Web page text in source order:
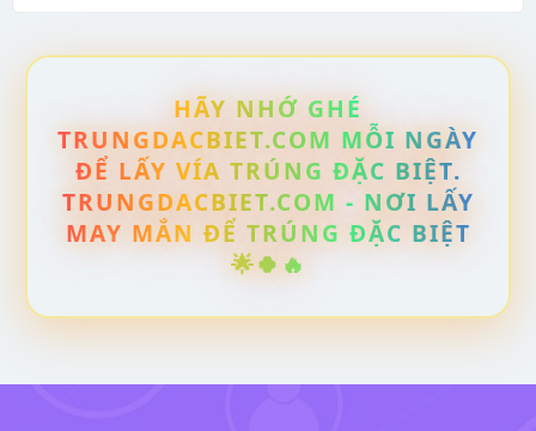
HÃY NHỚ GHÉ
TRUNGDACBIET.COM MỖI NGÀY
ĐỂ LẤY VÍA TRÚNG ĐẶC BIỆT.
TRUNGDACBIET.COM - NƠI LẤY
MAY MẮN ĐỂ TRÚNG ĐẶC BIỆT
🌟🍀🔥